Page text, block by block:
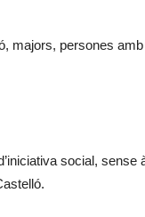
majors, persones
social,